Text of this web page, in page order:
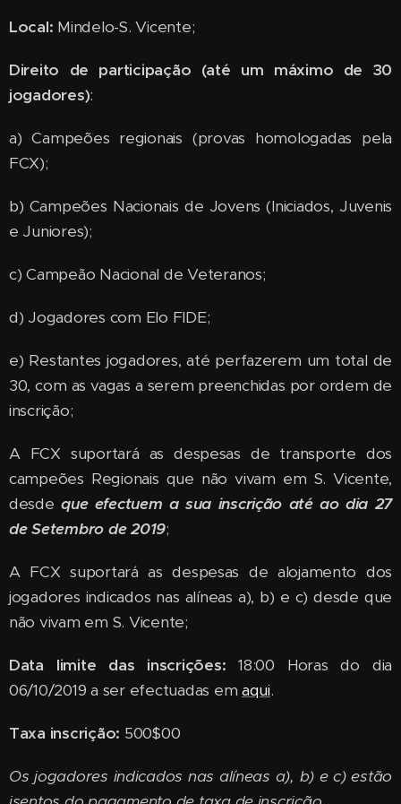
Local: Mindelo-S. Vicente;
Direito de participação (até um máximo de 30
jogadores):
a) Campeões regionais (provas homologadas pela
FCX);
b) Campeões Nacionais de Jovens (Iniciados, Juvenis
e Juniores);
c) Campeão Nacional de Veteranos;
d) Jogadores com Elo FIDE;
e) Restantes jogadores, até perfazerem um total de
30, com as vagas a serem preenchidas por ordem de
inscrição;
A FCX suportará as despesas de transporte dos
campeões Regionais que não vivam em S. Vicente,
desdeque efectuem a sua inscrição até ao dia 27
de Setembro de 2019;
A FCX suportará as despesas de alojamento dos
jogadores indicados nas alíneas a), b) e c) desde que
não vivam em S. Vicente;
Data limite das inscrições: 18:00 Horas do dia
06/10/2019 a ser efectuadas emaqui.
Taxa inscrição: 500$00
Os jogadores indicados nas alíneas a), b) e c) estão